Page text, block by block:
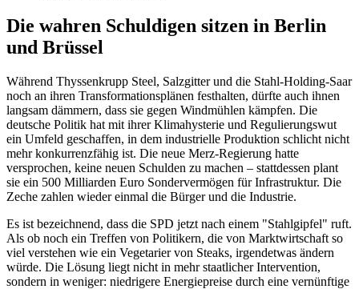
Die wahren Schuldigen sitzen in Berlin
und Brüssel
Während Thyssenkrupp Steel, Salzgitter und die Stahl-Holding-Saar
noch an ihren Transformationsplänen festhalten, dürfte auch ihnen
langsam dämmern, dass sie gegen Windmühlen kämpfen. Die
deutsche Politik hat mit ihrer Klimahysterie und Regulierungswut
ein Umfeld geschaffen, in dem industrielle Produktion schlicht nicht
mehr konkurrenzfähig ist. Die neue Merz-Regierung hatte
versprochen, keine neuen Schulden zu machen – stattdessen plant
sie ein 500 Milliarden Euro Sondervermögen für Infrastruktur. Die
Zeche zahlen wieder einmal die Bürger und die Industrie.
Es ist bezeichnend, dass die SPD jetzt nach einem "Stahlgipfel" ruft.
Als ob noch ein Treffen von Politikern, die von Marktwirtschaft so
viel verstehen wie ein Vegetarier von Steaks, irgendetwas ändern
würde. Die Lösung liegt nicht in mehr staatlicher Intervention,
sondern in weniger: niedrigere Energiepreise durch eine vernünftige